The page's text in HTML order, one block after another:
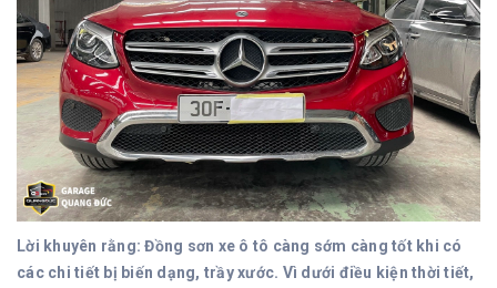
Lời khuyên rằng: Đồng sơn xe ô tô càng sớm càng tốt khi có
các chi tiết bị biến dạng, trầy xước. Vì dưới điều kiện thời tiết,